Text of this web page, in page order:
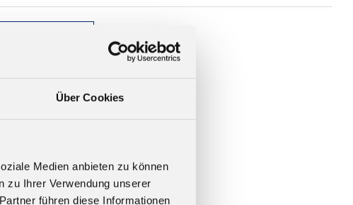
Über Cookies
Medien anbieten zu können
zu Ihrer Verwendung unserer
führen diese Informationen